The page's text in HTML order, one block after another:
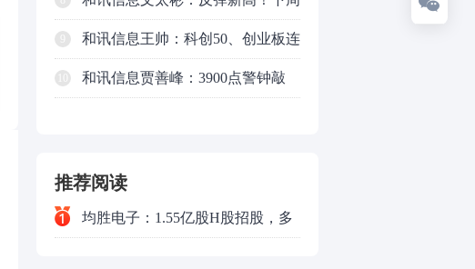
行情怎么走？
和讯信息王帅：科创50、创业板连
续反弹之后，重要防守线已出现
和讯信息贾善峰：3900点警钟敲
推荐阅读
均胜电子：1.55亿股H股招股，多